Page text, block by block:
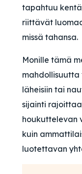
tapahtuu
riittävät
missä tahansa.
Monille tämä
läheisiin tai
sijainti
houkuttelevan
kuin
luotettavan